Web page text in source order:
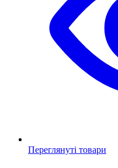
Переглянуті товари